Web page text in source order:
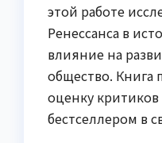
этой работе
Ренессанса в
влияние на
общество. Книга
оценку
бестселлером в